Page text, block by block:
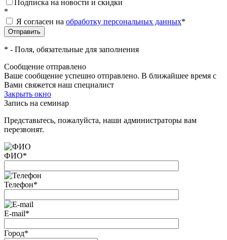
Подписка на новости и скидки
*
Я согласен на обработку персональных данных*
* - Поля, обязательные для заполнения
Сообщение отправлено
Ваше сообщение успешно отправлено. В ближайшее время с
Вами свяжется наш специалист
Закрыть окно
Запись на семинар
Представьтесь, пожалуйста, наши администраторы вам
перезвонят.
ФИО*
Телефон*
E-mail*
Город*